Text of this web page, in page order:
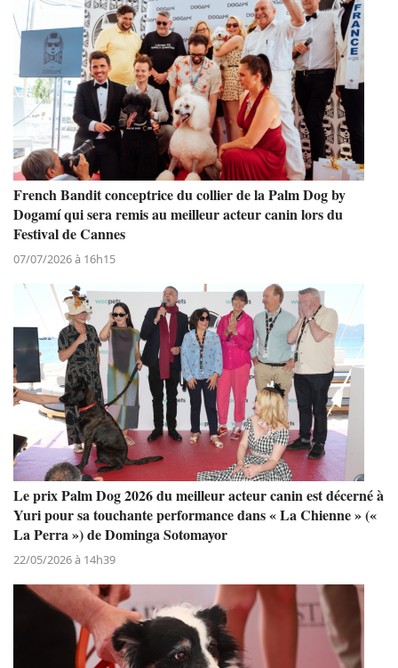
French Bandit conceptrice du collier de la Palm Dog by
Dogamí qui sera remis au meilleur acteur canin lors du
Festival de Cannes
07/07/2026 à 16h15
Le prix Palm Dog 2026 du meilleur acteur canin est décerné à
Yuri pour sa touchante performance dans « La Chienne » («
La Perra ») de Dominga Sotomayor
22/05/2026 à 14h39